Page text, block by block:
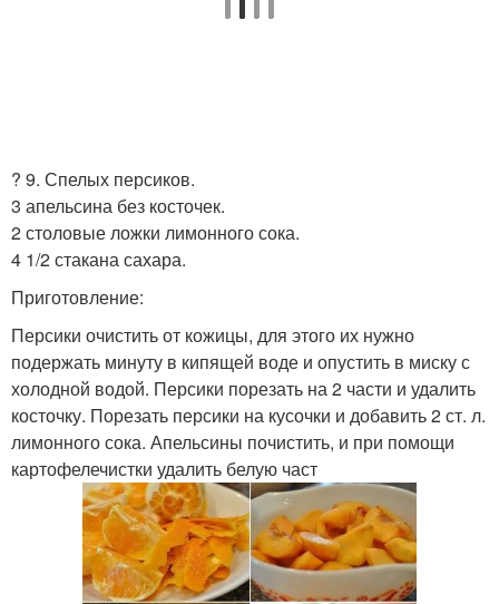
? 9. Спелых персиков.
3 апельсина без косточек.
2 столовые ложки лимонного сока.
4 1/2 стакана сахара.
Приготовление:
Персики очистить от кожицы, для этого их нужно
подержать минуту в кипящей воде и опустить в миску с
холодной водой. Персики порезать на 2 части и удалить
косточку. Порезать персики на кусочки и добавить 2 ст. л.
лимонного сока. Апельсины почистить, и при помощи
картофелечистки удалить белую част